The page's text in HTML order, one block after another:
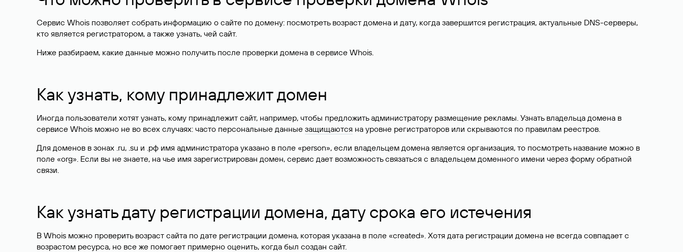
Сервис Whois позволяет собрать информацию о сайте по домену: посмотреть возраст домена и дату, когда завершится регистрация, актуальные DNS-серверы,
кто является регистратором, а также узнать, чей сайт.
Ниже разбираем, какие данные можно получить после проверки домена в сервисе Whois.
Как узнать, кому принадлежит домен
Иногда пользователи хотят узнать, кому принадлежит сайт, например, чтобы предложить администратору размещение рекламы. Узнать владельца домена в
сервисе Whois можно не во всех случаях: часто персональные данные защищаются на уровне регистраторов или скрываются по правилам реестров.
Для доменов в зонах .ru, .su и .рф имя администратора указано в поле «person», если владельцем домена является организация, то посмотреть название можно в
поле «org». Если вы не знаете, на чье имя зарегистрирован домен, сервис дает возможность связаться с владельцем доменного имени через форму обратной
связи.
Как узнать дату регистрации домена, дату срока его истечения
В Whois можно проверить возраст сайта по дате регистрации домена, которая указана в поле «created». Хотя дата регистрации домена не всегда совпадает с
возрастом ресурса, но все же помогает примерно оценить, когда был создан сайт.